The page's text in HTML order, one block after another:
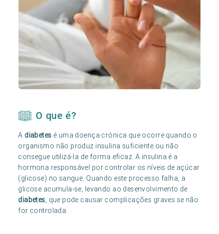
O que é?
A diabetes é uma doença crónica que ocorre quando o
organismo não produz insulina suficiente ou não
consegue utilizá-la de forma eficaz. A insulina é a
hormona responsável por controlar os níveis de açúcar
(glicose) no sangue. Quando este processo falha, a
glicose acumula-se, levando ao desenvolvimento de
diabetes, que pode causar complicações graves se não
for controlada.